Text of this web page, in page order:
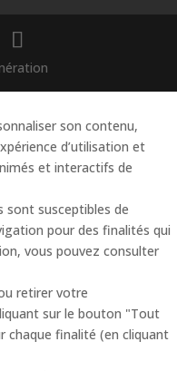
son contenu,
d’utilisation et
et interactifs de
sont susceptibles de
pour des finalités qui
vous pouvez consulter
retirer votre
sur le bouton "Tout
chaque finalité (en cliquant